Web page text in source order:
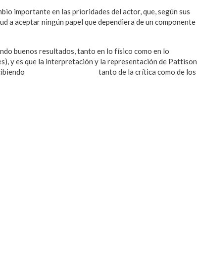
importante en las prioridades del actor, que, según sus
a aceptar ningún papel que dependiera de un componente
buenos resultados, tanto en lo físico como en lo
y es que la interpretación y la representación de Pattison
tanto de la crítica como de los